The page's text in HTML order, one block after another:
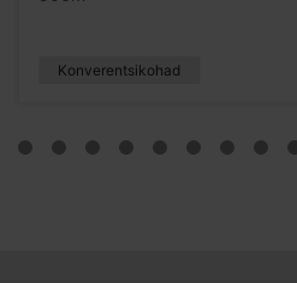
Konverentsikohad